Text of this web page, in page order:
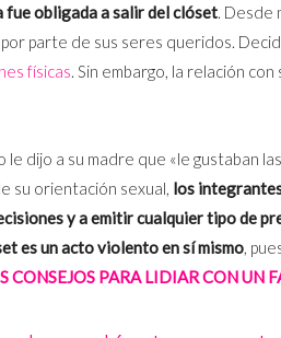
fue obligada a salir del clóset. Desde
parte de sus seres queridos.
físicas. Sin embargo, la relación
dijo a su madre que «le gustaban
su orientación sexual, los
y a emitir cualquier tipo de
es un acto violento en sí mismo,
CONSEJOS PARA LIDIAR CON UN